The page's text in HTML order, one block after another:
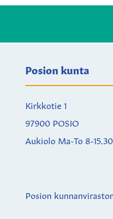
Posion kunta
Kirkkotie 1
97900 POSIO
Aukiolo Ma-To 8-
Posion